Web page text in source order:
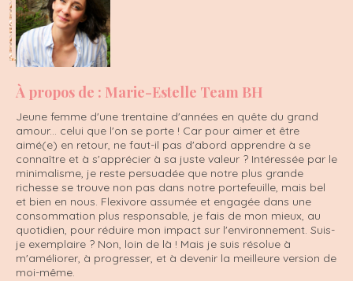
À propos de : Marie-Estelle Team BH
Jeune femme d'une trentaine d'années en quête du grand
amour... celui que l'on se porte ! Car pour aimer et être
aimé(e) en retour, ne faut-il pas d'abord apprendre à se
connaître et à s'apprécier à sa juste valeur ? Intéressée par le
minimalisme, je reste persuadée que notre plus grande
richesse se trouve non pas dans notre portefeuille, mais bel
et bien en nous. Flexivore assumée et engagée dans une
consommation plus responsable, je fais de mon mieux, au
quotidien, pour réduire mon impact sur l'environnement. Suis-
je exemplaire ? Non, loin de là ! Mais je suis résolue à
m'améliorer, à progresser, et à devenir la meilleure version de
moi-même.